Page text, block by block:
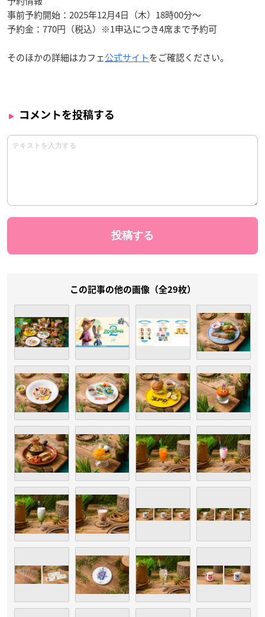
事前予約開始：2025年12月4日（木）18時00分～
予約金：770円（税込）※1申込につき4席まで予約可
そのほかの詳細はカフェ公式サイトをご確認ください。
コメントを投稿する
この記事の他の画像（全29枚）